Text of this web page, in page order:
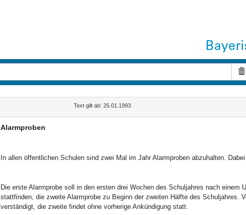
Text gilt ab: 25.01.1993
Alarmproben
In allen öffentlichen Schulen sind zwei Mal im Jahr Alarmproben abzuhalten.
Die erste Alarmprobe soll in den ersten drei Wochen des Schuljahres nach einem
stattfinden, die zweite Alarmprobe zu Beginn der zweiten Hälfte des Schuljahres.
verständigt, die zweite findet ohne vorherige Ankündigung statt.